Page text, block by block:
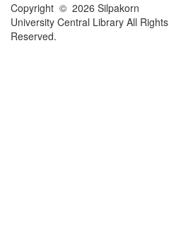
Copyright © 2026 Silpakorn
University Central Library All Rights
Reserved.